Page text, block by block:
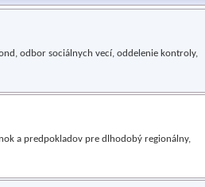
odbor sociálnych vecí, oddelenie kontroly,
a predpokladov pre dlhodobý regionálny,